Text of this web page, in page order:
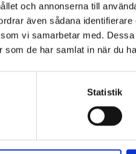
och annonserna till
även sådana
vi samarbetar med.
de har samlat in när du
Statistik